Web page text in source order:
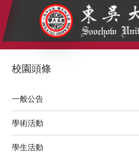
:::
校園頭條
一般公告
學術活動
學生活動